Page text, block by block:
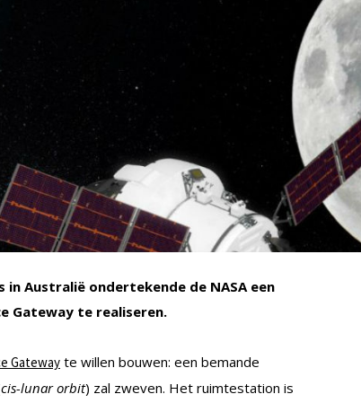
Australië ondertekende de NASA een
Gateway te realiseren.
Gateway te willen bouwen: een bemande
cis-lunar orbit) zal zweven. Het ruimtestation is